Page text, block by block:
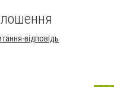
відповідь